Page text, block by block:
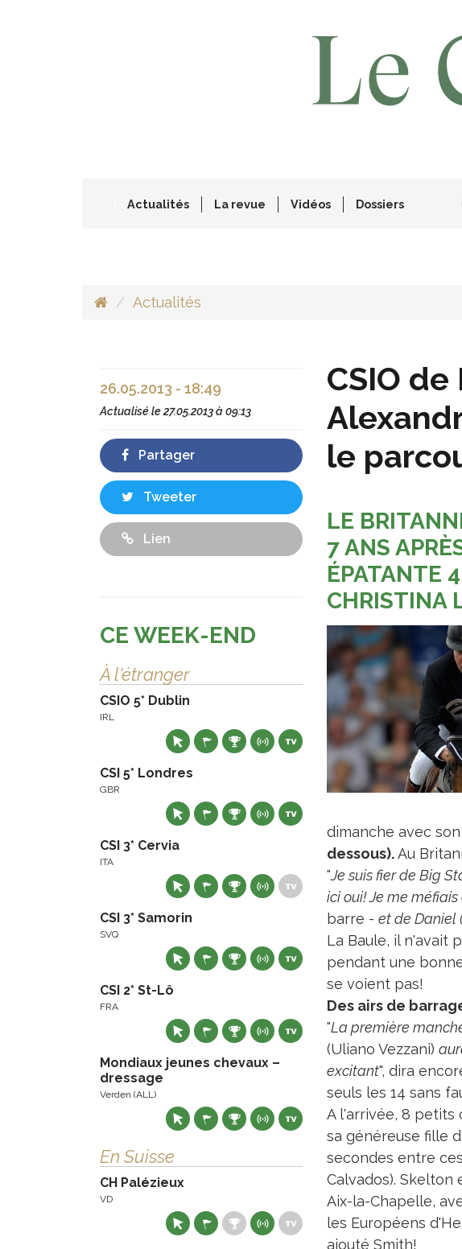
Actualités La revue Vidéos Dossiers
Actualités
CSIO
le
LE
7 ANS
ÉPATANTE
CHRISTINA
dimanche avec
dessous).Au
"Je suis fier de Big
ici oui! Je me
barre - et de Daniel
La Baule, il n'avait
pendant une
se voient pas!
Des airs de
"La première
(Uliano Vezzani)
excitant", dira
seuls les 14 sans
A l'arrivée, 8 petits
sa généreuse fille
secondes entre
Calvados). Skelton
Aix-la-Chapelle,
les Européens
ajouté Smith!
26.05.2013 - 18:49
Actualisé le27.05.2013 à 09:13
Partager
Tweeter
Lien
CE WEEK-END
À l'étranger
CSIO 5* Dublin
IRL
CSI 5* Londres
GBR
CSI 3* Cervia
ITA
CSI 3* Samorin
SVQ
CSI 2* St-Lô
FRA
Mondiaux jeunes chevaux –
dressage
Verden (ALL)
En Suisse
CH Palézieux
VD